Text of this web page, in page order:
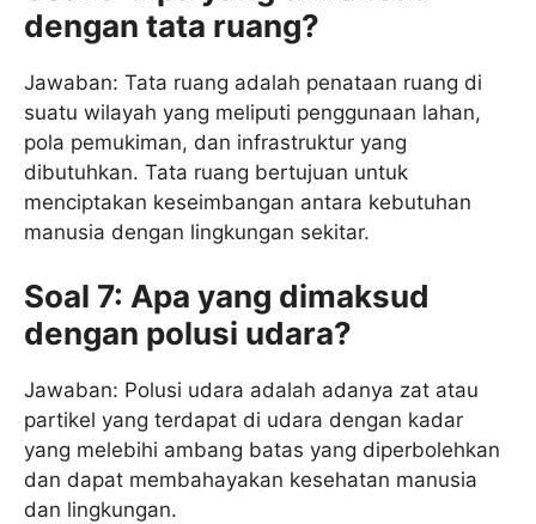
dengan tata ruang?
Jawaban: Tata ruang adalah penataan ruang di
suatu wilayah yang meliputi penggunaan lahan,
pola pemukiman, dan infrastruktur yang
dibutuhkan. Tata ruang bertujuan untuk
menciptakan keseimbangan antara kebutuhan
manusia dengan lingkungan sekitar.
Soal 7: Apa yang dimaksud
dengan polusi udara?
Jawaban: Polusi udara adalah adanya zat atau
partikel yang terdapat di udara dengan kadar
yang melebihi ambang batas yang diperbolehkan
dan dapat membahayakan kesehatan manusia
dan lingkungan.